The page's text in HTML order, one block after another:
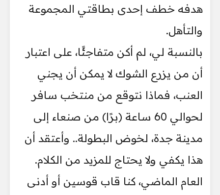
هدفه خطف إحدى بطاقتي المجموعة
والتأهل.
بالنسبة لي، لم أكن متفاجئًا، على اعتبار
أن من يزرع الشوك لا يمكن أن يجني
العنب، فماذا نتوقع من منتخب سافر
لحوالي 60 ساعة (برًا) من صنعاء إلى
مدينة جدة، لخوض البطولة.. وأعتقد أن
هذا يكفي ولا يحتاج للمزيد من الكلام.
العام الماضي، كنا قاب قوسين أو أدنى